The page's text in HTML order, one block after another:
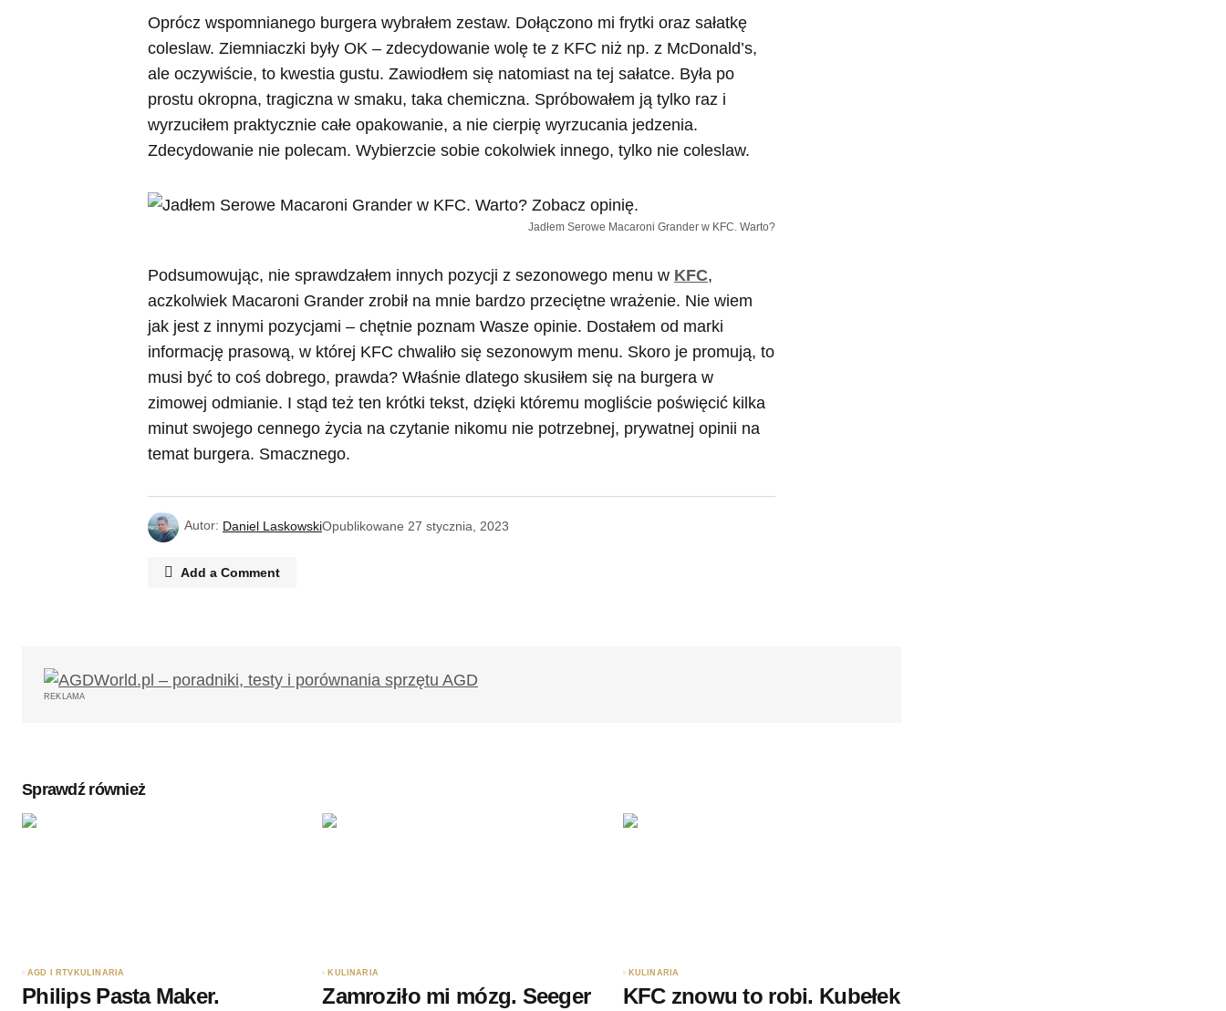
Oprócz wspomnianego burgera wybrałem zestaw. Dołączono mi frytki oraz sałatkę
coleslaw. Ziemniaczki były OK – zdecydowanie wolę te z KFC niż np. z McDonald’s,
ale oczywiście, to kwestia gustu. Zawiodłem się natomiast na tej sałatce. Była po
prostu okropna, tragiczna w smaku, taka chemiczna. Spróbowałem ją tylko raz i
wyrzuciłem praktycznie całe opakowanie, a nie cierpię wyrzucania jedzenia.
Zdecydowanie nie polecam. Wybierzcie sobie cokolwiek innego, tylko nie coleslaw.
Jadłem Serowe Macaroni Grander w KFC. Warto?
Podsumowując, nie sprawdzałem innych pozycji z sezonowego menu w KFC,
aczkolwiek Macaroni Grander zrobił na mnie bardzo przeciętne wrażenie. Nie wiem
jak jest z innymi pozycjami – chętnie poznam Wasze opinie. Dostałem od marki
informację prasową, w której KFC chwaliło się sezonowym menu. Skoro je promują, to
musi być to coś dobrego, prawda? Właśnie dlatego skusiłem się na burgera w
zimowej odmianie. I stąd też ten krótki tekst, dzięki któremu mogliście poświęcić kilka
minut swojego cennego życia na czytanie nikomu nie potrzebnej, prywatnej opinii na
temat burgera. Smacznego.
Autor: Daniel LaskowskiOpublikowane 27 stycznia, 2023
Add a Comment
REKLAMA
Sprawdź również
AGD I RTV KULINARIA
Philips Pasta Maker.
KULINARIA
Zamroziło mi mózg. Seeger
KULINARIA
KFC znowu to robi. Kubełek